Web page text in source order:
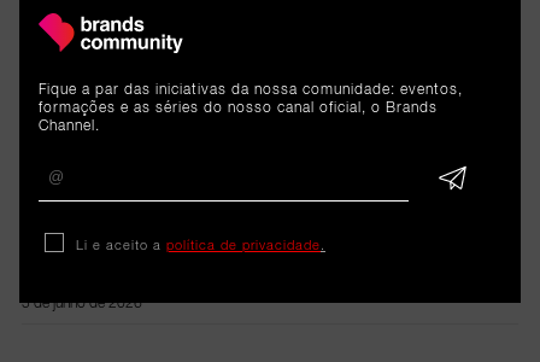
iPhone 11 foi o smartphone
mais reparado pela iServices
na Europa em 2025. Segue-se
o iPhone X
5 de junho de 2026
Fique a par das iniciativas da nossa comunidade: eventos,
formações e as séries do nosso canal oficial, o Brands
Channel.
Li e aceito a política de privacidade